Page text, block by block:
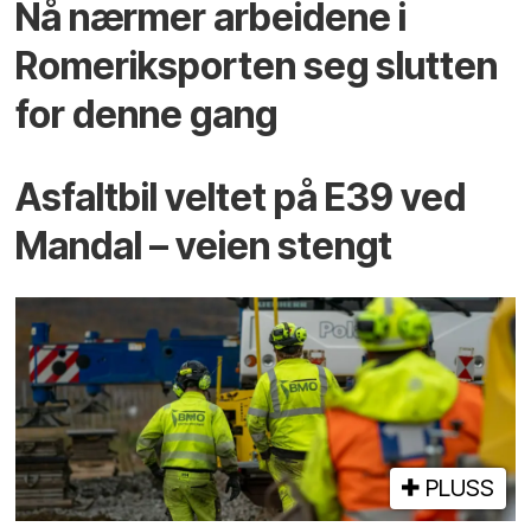
Nå nærmer arbeidene i
Romeriksporten seg slutten
for denne gang
Asfaltbil veltet på E39 ved
Mandal – veien stengt
PLUSS